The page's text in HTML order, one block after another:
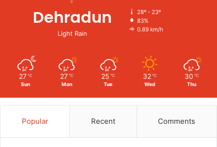
Dehradun
Light Rain
28º - 23º
83%
0.89 km/h
27 ℃
Sun
27 ℃
Mon
25 ℃
Tue
32 ℃
Wed
30 ℃
Thu
Popular Recent Comments